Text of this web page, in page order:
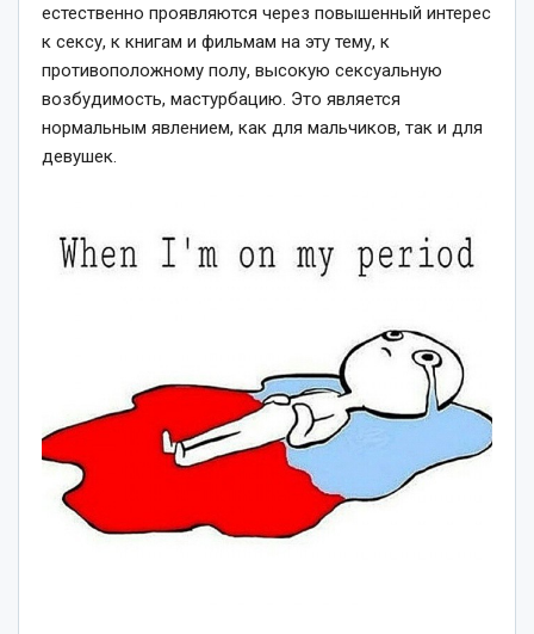
естественно проявляются через повышенный интерес
к сексу, к книгам и фильмам на эту тему, к
противоположному полу, высокую сексуальную
возбудимость, мастурбацию. Это является
нормальным явлением, как для мальчиков, так и для
девушек.